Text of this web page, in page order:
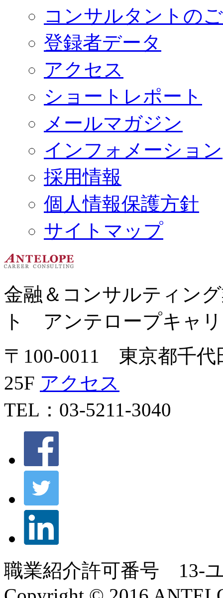
コンサルタントの
登録者データ
アクセス
ショートレポート
メールマガジン
インフォメーション
採用情報
個人情報保護方針
サイトマップ
金融＆コンサルティン
ト アンテロープキャ
〒100-0011 東京都千代
25F アクセス
TEL：03-5211-3040
職業紹介許可番号 13-